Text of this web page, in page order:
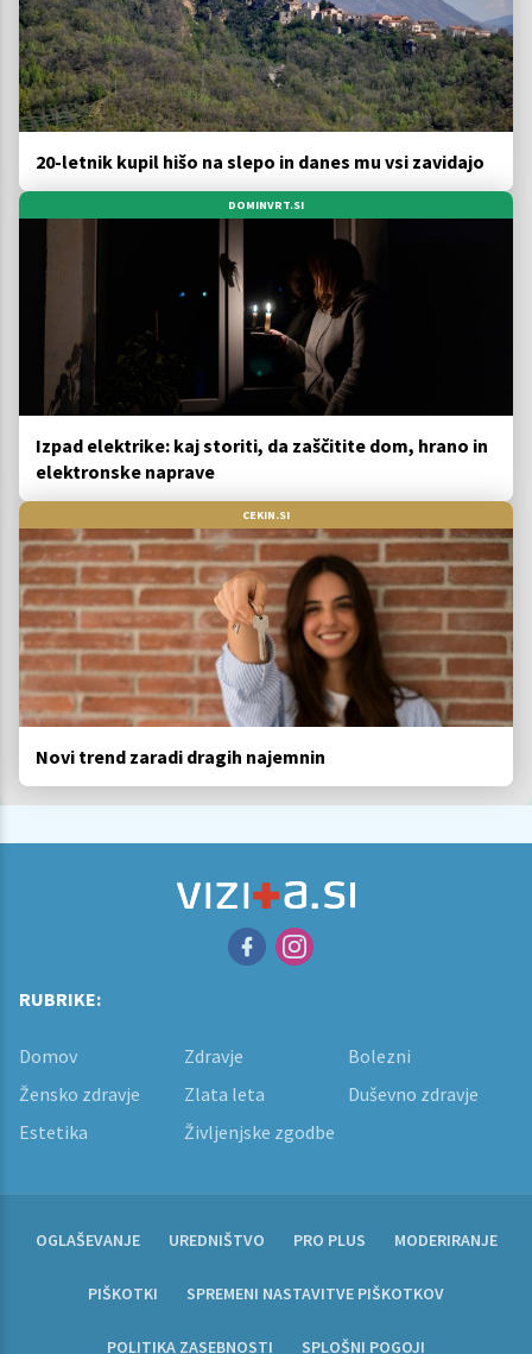
20-letnik kupil hišo na slepo in danes mu vsi zavidajo
DOMINVRT.SI
Izpad elektrike: kaj storiti, da zaščitite dom, hrano in
elektronske naprave
CEKIN.SI
Novi trend zaradi dragih najemnin
RUBRIKE:
Domov Zdravje
Bolezni
Žensko zdravje
Zlata leta
Duševno zdravje
Estetika
Življenjske zgodbe
OGLAŠEVANJE UREDNIŠTVO PRO PLUS MODERIRANJE
PIŠKOTKI SPREMENI NASTAVITVE PIŠKOTKOV
POLITIKA ZASEBNOSTI SPLOŠNI POGOJI